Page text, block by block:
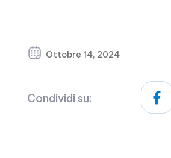
Ottobre 14, 2024
Condividi su: